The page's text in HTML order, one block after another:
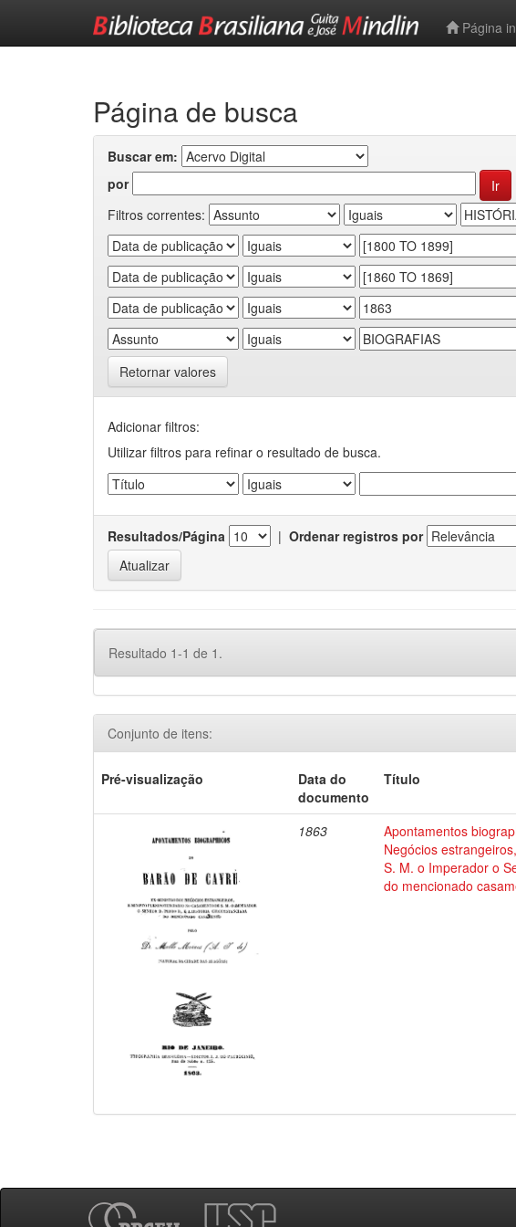
Página
Página de busca
Buscar em:
por
Filtros correntes:
Retornar valores
Adicionar filtros:
Utilizar filtros para refinar o resultado de busca.
Resultados/Página | Ordenar registros por
Resultado 1-1 de 1.
Conjunto de itens:
Pré-visualização
Data do
documento
Título
1863
Apontamentos
Negócios
S. M. o Imperador o
do mencionado